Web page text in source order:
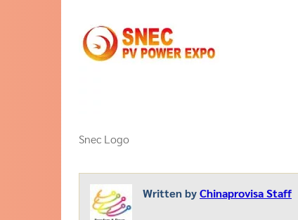
Snec Logo
Written byChinaprovisa Staff